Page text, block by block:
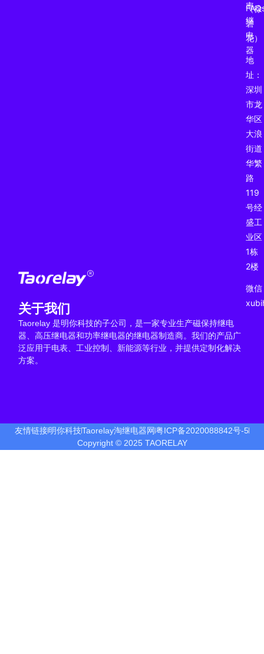
关于我们
Taorelay 是明你科技的子公司，是一家专业生产磁保持继电
器、高压继电器和功率继电器的继电器制造商。我们的产品广
泛应用于电表、工业控制、新能源等行业，并提供定制化解决
方案。
率
继
电
器
（徐
碧
花）
地
址：
深圳
市龙
华区
大浪
街道
华繁
路
119
号经
盛工
业区
1栋
2楼
微信
友情链接明你科技Taorelay淘继电器网粤ICP备2020088842号-5
Copyright © 2025 TAORELAY